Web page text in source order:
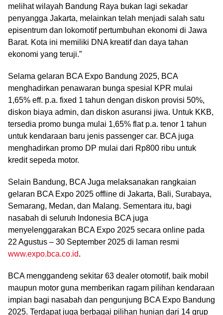
melihat wilayah Bandung Raya bukan lagi sekadar
penyangga Jakarta, melainkan telah menjadi salah satu
episentrum dan lokomotif pertumbuhan ekonomi di Jawa
Barat. Kota ini memiliki DNA kreatif dan daya tahan
ekonomi yang teruji.”
Selama gelaran BCA Expo Bandung 2025, BCA
menghadirkan penawaran bunga spesial KPR mulai
1,65% eff. p.a. fixed 1 tahun dengan diskon provisi 50%,
diskon biaya admin, dan diskon asuransi jiwa. Untuk KKB,
tersedia promo bunga mulai 1,65% flat p.a. tenor 1 tahun
untuk kendaraan baru jenis passenger car. BCA juga
menghadirkan promo DP mulai dari Rp800 ribu untuk
kredit sepeda motor.
Selain Bandung, BCA Juga melaksanakan rangkaian
gelaran BCA Expo 2025 offline di Jakarta, Bali, Surabaya,
Semarang, Medan, dan Malang. Sementara itu, bagi
nasabah di seluruh Indonesia BCA juga
menyelenggarakan BCA Expo 2025 secara online pada
22 Agustus – 30 September 2025 di laman resmi
www.expo.bca.co.id.
BCA menggandeng sekitar 63 dealer otomotif, baik mobil
maupun motor guna memberikan ragam pilihan kendaraan
impian bagi nasabah dan pengunjung BCA Expo Bandung
2025. Terdapat juga berbagai pilihan hunian dari 14 grup